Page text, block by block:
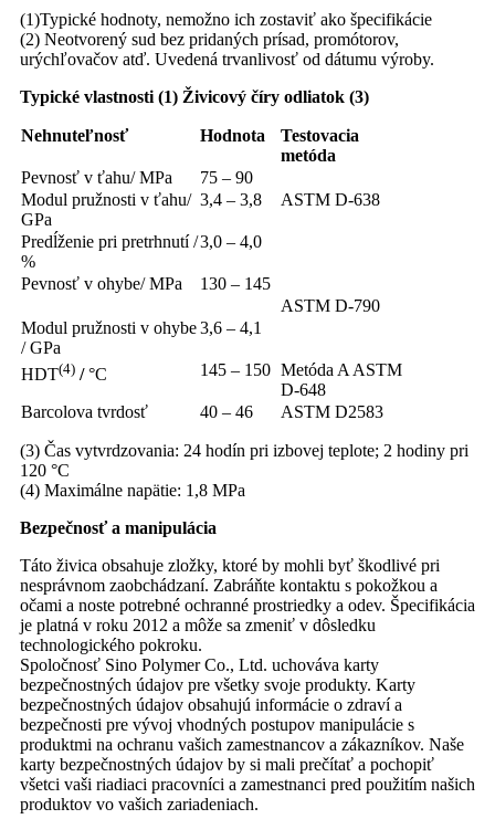
(1)Typické hodnoty, nemožno ich zostaviť ako špecifikácie
(2) Neotvorený sud bez pridaných prísad, promótorov,
urýchľovačov atď. Uvedená trvanlivosť od dátumu výroby.
Typické vlastnosti (1) Živicový číry odliatok (3)
Nehnuteľnosť Hodnota
Testovacia
metóda
Pevnosť v ťahu/ MPa
75 – 90
Modul pružnosti v ťahu/
GPa
3,4 – 3,8 ASTM D-638
Predĺženie pri pretrhnutí /
%
3,0 – 4,0
Pevnosť v ohybe/ MPa
130 – 145
ASTM D-790
Modul pružnosti v ohybe
/ GPa
3,6 – 4,1
HDT(4) /°C 145 – 150 Metóda A ASTM
D-648
Barcolova tvrdosť
40 – 46 ASTM D2583
(3) Čas vytvrdzovania: 24 hodín pri izbovej teplote; 2 hodiny pri
120 °C
(4) Maximálne napätie: 1,8 MPa
Bezpečnosť a manipulácia
Táto živica obsahuje zložky, ktoré by mohli byť škodlivé pri
nesprávnom zaobchádzaní. Zabráňte kontaktu s pokožkou a
očami a noste potrebné ochranné prostriedky a odev. Špecifikácia
je platná v roku 2012 a môže sa zmeniť v dôsledku
technologického pokroku.
Spoločnosť Sino Polymer Co., Ltd. uchováva karty
bezpečnostných údajov pre všetky svoje produkty. Karty
bezpečnostných údajov obsahujú informácie o zdraví a
bezpečnosti pre vývoj vhodných postupov manipulácie s
produktmi na ochranu vašich zamestnancov a zákazníkov. Naše
karty bezpečnostných údajov by si mali prečítať a pochopiť
všetci vaši riadiaci pracovníci a zamestnanci pred použitím našich
produktov vo vašich zariadeniach.